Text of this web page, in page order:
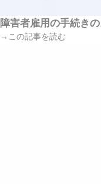
障害者雇用の手続き
→この記事を読む